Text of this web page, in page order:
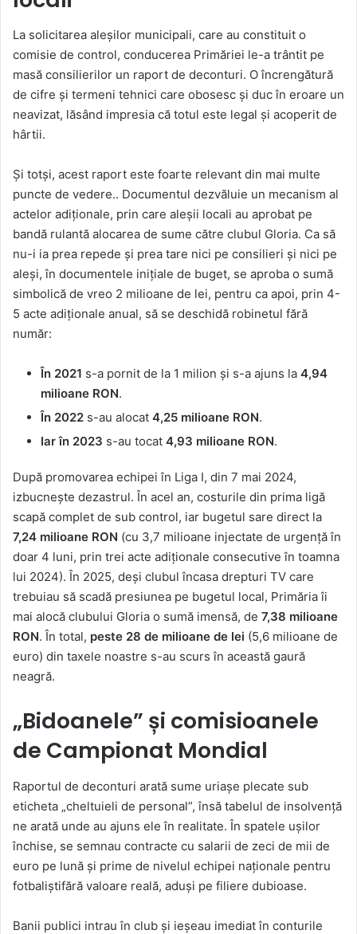
La solicitarea aleșilor municipali, care au constituit o
comisie de control, conducerea Primăriei le-a trântit pe
masă consilierilor un raport de deconturi. O încrengătură
de cifre și termeni tehnici care obosesc și duc în eroare un
neavizat, lăsând impresia că totul este legal și acoperit de
hârtii.
Și totși, acest raport este foarte relevant din mai multe
puncte de vedere.. Documentul dezvăluie un mecanism al
actelor adiționale, prin care aleșii locali au aprobat pe
bandă rulantă alocarea de sume către clubul Gloria. Ca să
nu-i ia prea repede și prea tare nici pe consilieri și nici pe
aleși, în documentele inițiale de buget, se aproba o sumă
simbolică de vreo 2 milioane de lei, pentru ca apoi, prin 4-
5 acte adiționale anual, să se deschidă robinetul fără
număr:
În 2021 s-a pornit de la 1 milion și s-a ajuns la 4,94
milioane RON.
În 2022 s-au alocat 4,25 milioane RON.
Iar în 2023 s-au tocat 4,93 milioane RON.
După promovarea echipei în Liga I, din 7 mai 2024,
izbucnește dezastrul. În acel an, costurile din prima ligă
scapă complet de sub control, iar bugetul sare direct la
7,24 milioane RON (cu 3,7 milioane injectate de urgență în
doar 4 luni, prin trei acte adiționale consecutive în toamna
lui 2024). În 2025, deși clubul încasa drepturi TV care
trebuiau să scadă presiunea pe bugetul local, Primăria îi
mai alocă clubului Gloria o sumă imensă, de 7,38 milioane
RON. În total, peste 28 de milioane de lei (5,6 milioane de
euro) din taxele noastre s-au scurs în această gaură
neagră.
„Bidoanele” și comisioanele
de Campionat Mondial
Raportul de deconturi arată sume uriașe plecate sub
eticheta „cheltuieli de personal”, însă tabelul de insolvență
ne arată unde au ajuns ele în realitate. În spatele ușilor
închise, se semnau contracte cu salarii de zeci de mii de
euro pe lună și prime de nivelul echipei naționale pentru
fotbaliștifără valoare reală, aduși pe filiere dubioase.
Banii publici intrau în club și ieșeau imediat în conturile